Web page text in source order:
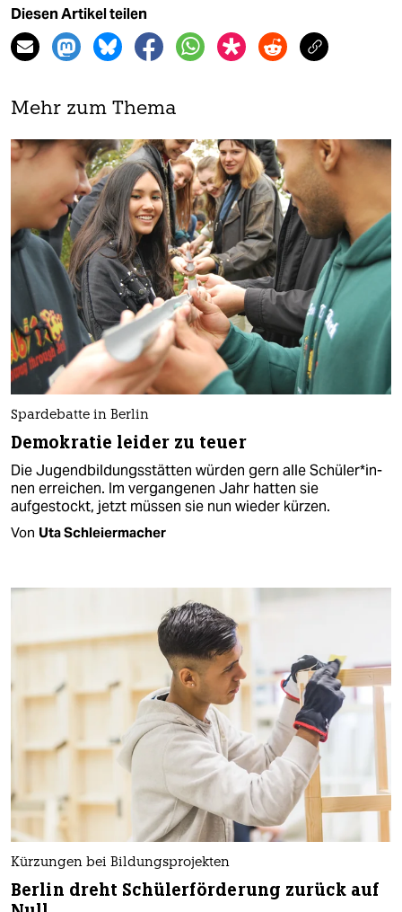
Diesen Artikel teilen
Mehr zum Thema
Spardebatte in Berlin
Demokratie leider zu teuer
Die Jugendbildungsstätten würden gern alle Schü­le­r*in­
nen erreichen. Im vergangenen Jahr hatten sie
aufgestockt, jetzt müssen sie nun wieder kürzen.
Von Uta Schleiermacher
Kürzungen bei Bildungsprojekten
Berlin dreht Schülerförderung zurück auf